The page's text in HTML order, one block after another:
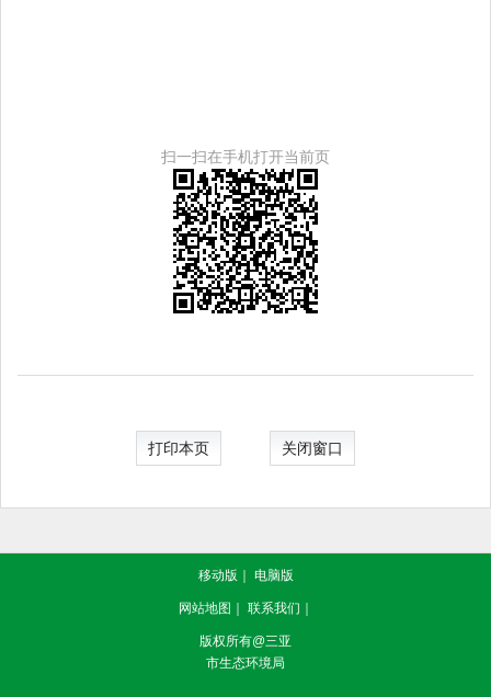
扫一扫在手机打开当前页
打印本页 关闭窗口
移动版 电脑版
网站地图 联系我们
版权所有@三亚
市生态环境局